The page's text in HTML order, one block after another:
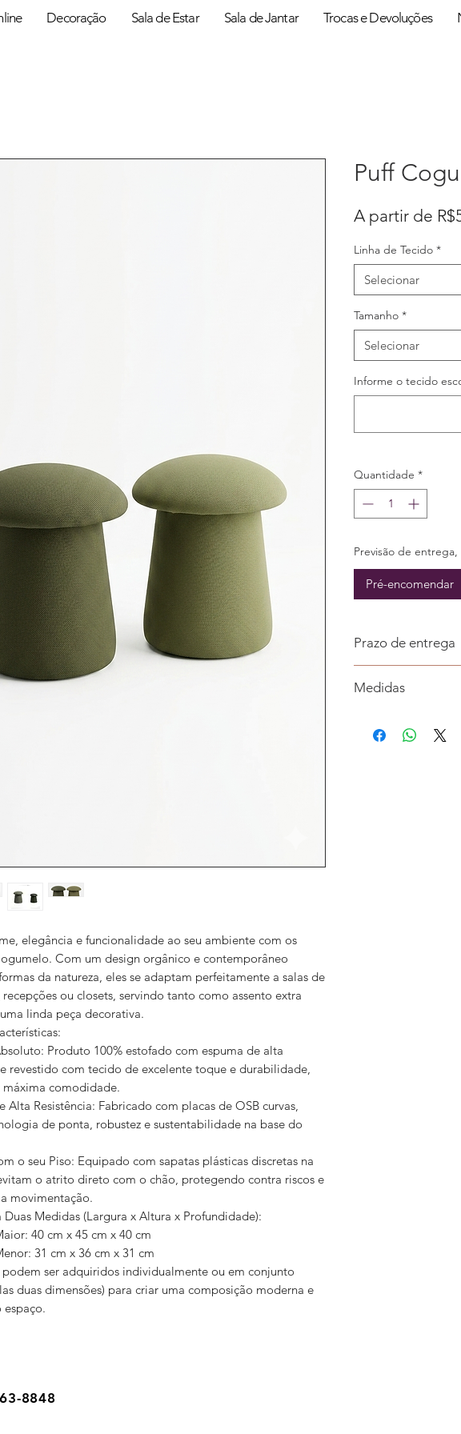
Decoração Sala de Estar Sala de Jantar Trocas e Devoluções
elegância e funcionalidade ao seu ambiente com os
Com um design orgânico e contemporâneo
da natureza, eles se adaptam perfeitamente a salas de
ou closets, servindo tanto como assento extra
linda peça decorativa.
Produto 100% estofado com espuma de alta
revestido com tecido de excelente toque e durabilidade,
comodidade.
Alta Resistência: Fabricado com placas de OSB curvas,
de ponta, robustez e sustentabilidade na base do
o seu Piso: Equipado com sapatas plásticas discretas na
o atrito direto com o chão, protegendo contra riscos e
movimentação.
Medidas (Largura x Altura x Profundidade):
40 cm x 45 cm x 40 cm
31 cm x 36 cm x 31 cm
podem ser adquiridos individualmente ou em conjunto
duas dimensões) para criar uma composição moderna e
espaço.
Puff
A partir de
Linha de Tecido *
Selecionar
Tamanho *
Selecionar
Informe o tecido
Quantidade *
Previsão de entrega,
Pré-encomendar
Prazo de entrega
pode tornar os
qualidade a um
produzimos em
Medidas
AlturaM:
8848